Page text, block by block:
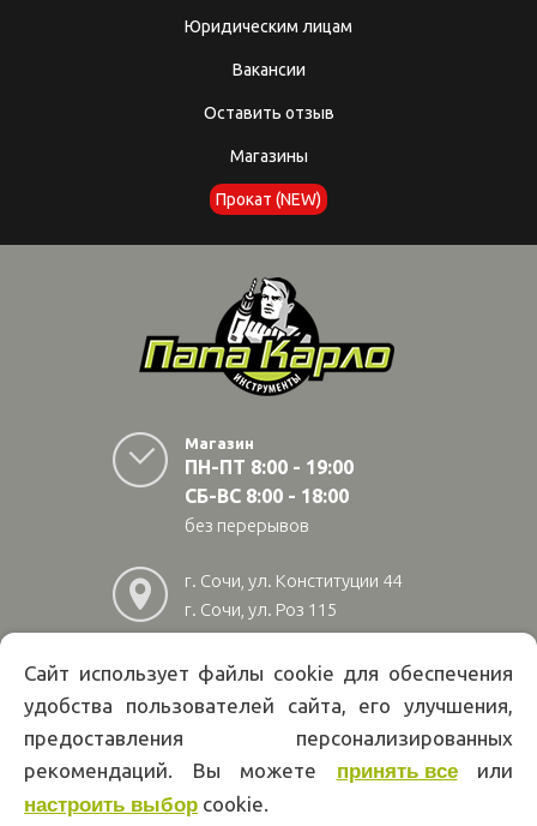
Юридическим лицам
Вакансии
Оставить отзыв
Магазины
Прокат (NEW)
Магазин
ПН-ПТ 8:00 - 19:00
СБ-ВС 8:00 - 18:00
без перерывов
г. Сочи, ул. Конституции 44
г. Сочи, ул. Роз 115
г. Адлер, ул Авиационная
28/10
222 02 01
офертой. Указанные цены действуют только при оформлении заказа
через интернет-магазин papakarlotools.ru.
Сайт использует файлы cookie для обеспечения
удобства пользователей сайта, его улучшения,
предоставления персонализированных
рекомендаций. Вы можете принять всеили
настроить выбор cookie.